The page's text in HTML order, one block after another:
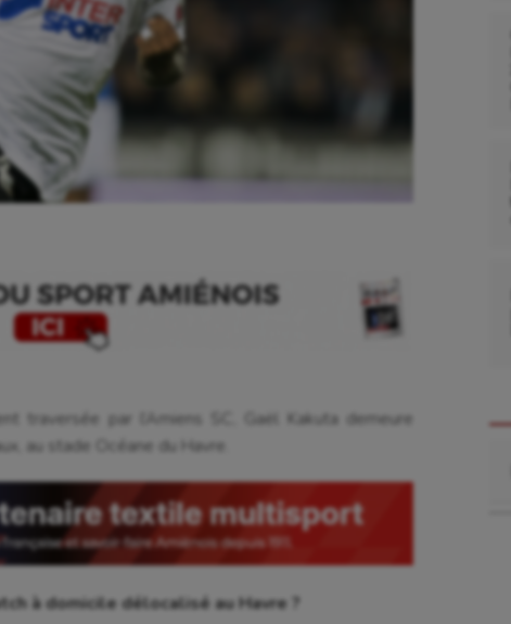
traversée par l’Amiens SC, Gaël Kakuta demeure
au stade Océane du Havre.
à domicile délocalisé au Havre ?